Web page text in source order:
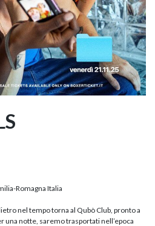
Romagna Italia
nel tempo torna al Qubò Club, pronto a
una notte, saremo trasportati nell’epoca